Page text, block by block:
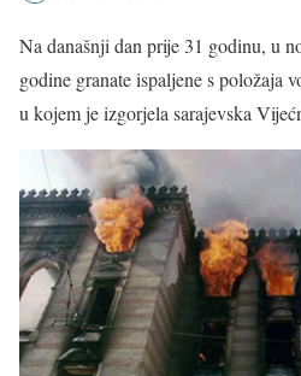
Na današnji dan prije 31 godinu, u
godine granate ispaljene s položaja
u kojem je izgorjela sarajevska